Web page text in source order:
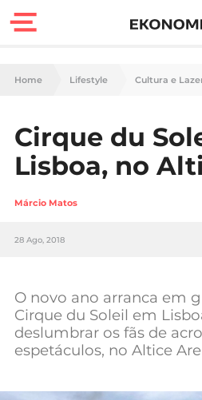
Finanças
Carreira
Tecnologia
Negócios
Home Lifestyle Cultura e
Cirque du
Lisboa, no
Márcio Matos
28 Ago, 2018
O novo ano arranca em
Cirque du Soleil em
deslumbrar os fãs de
espetáculos, no Altice